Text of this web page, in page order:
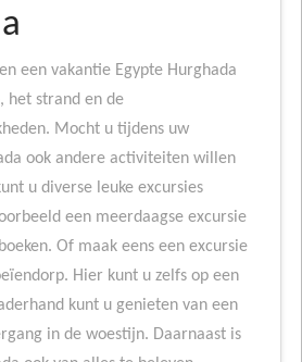
een vakantie Egypte Hurghada
het strand en de
Mocht u tijdens uw
ook andere activiteiten willen
u diverse leuke excursies
een meerdaagse excursie
Of maak eens een excursie
Hier kunt u zelfs op een
kunt u genieten van een
in de woestijn. Daarnaast is